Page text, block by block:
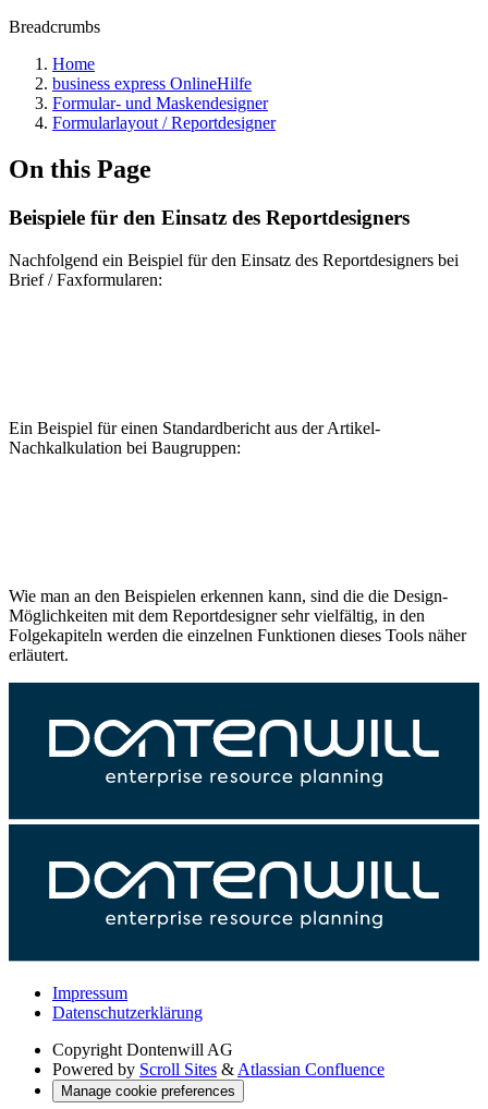
Breadcrumbs
Home
business express OnlineHilfe
Formular- und Maskendesigner
Formularlayout / Reportdesigner
On this Page
Beispiele für den Einsatz des Reportdesigners
Nachfolgend ein Beispiel für den Einsatz des Reportdesigners bei
Brief / Faxformularen:
Ein Beispiel für einen Standardbericht aus der Artikel-
Nachkalkulation bei Baugruppen:
Wie man an den Beispielen erkennen kann, sind die die Design-
Möglichkeiten mit dem Reportdesigner sehr vielfältig, in den
Folgekapiteln werden die einzelnen Funktionen dieses Tools näher
erläutert.
Impressum
Datenschutzerklärung
Copyright Dontenwill AG
Powered by Scroll Sites &Atlassian Confluence
Manage cookie preferences